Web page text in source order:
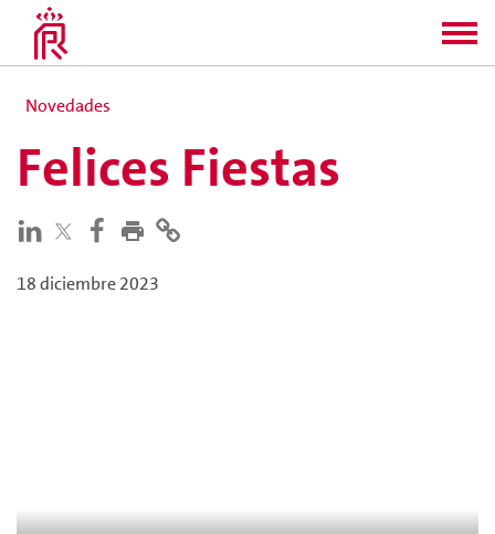
Novedades
Felices Fiestas
18 diciembre 2023